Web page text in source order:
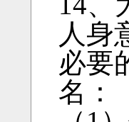
人身
必要
名：